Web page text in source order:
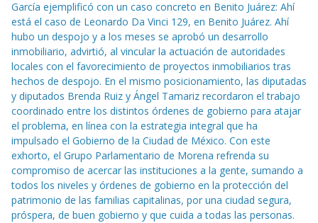
García ejemplificó con un caso concreto en Benito Juárez: Ahí
está el caso de Leonardo Da Vinci 129, en Benito Juárez. Ahí
hubo un despojo y a los meses se aprobó un desarrollo
inmobiliario, advirtió, al vincular la actuación de autoridades
locales con el favorecimiento de proyectos inmobiliarios tras
hechos de despojo. En el mismo posicionamiento, las diputadas
y diputados Brenda Ruiz y Ángel Tamariz recordaron el trabajo
coordinado entre los distintos órdenes de gobierno para atajar
el problema, en línea con la estrategia integral que ha
impulsado el Gobierno de la Ciudad de México. Con este
exhorto, el Grupo Parlamentario de Morena refrenda su
compromiso de acercar las instituciones a la gente, sumando a
todos los niveles y órdenes de gobierno en la protección del
patrimonio de las familias capitalinas, por una ciudad segura,
próspera, de buen gobierno y que cuida a todas las personas.